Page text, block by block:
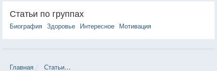
Статьи по группах
Биография Здоровье Интересное Мотивация
Главная Статьи